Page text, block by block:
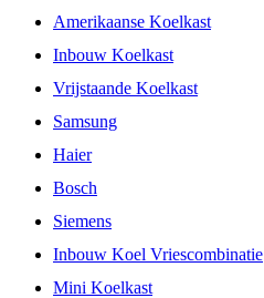
Amerikaanse Koelkast
Inbouw Koelkast
Vrijstaande Koelkast
Samsung
Haier
Bosch
Siemens
Inbouw Koel Vriescombinatie
Mini Koelkast